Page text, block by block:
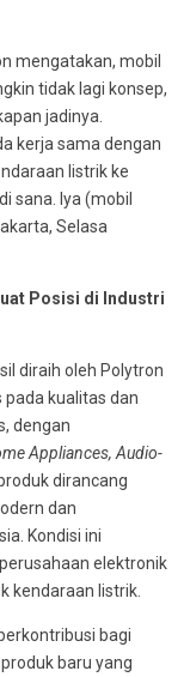
mengatakan, mobil
tidak lagi konsep,
jadinya.
kerja sama dengan
listrik ke
sana. Iya (mobil
Selasa
Posisi di Industri
diraih oleh Polytron
kualitas dan
dengan
Appliances, Audio-
dirancang
dan
Kondisi ini
elektronik
kendaraan listrik.
bagi
baru yang